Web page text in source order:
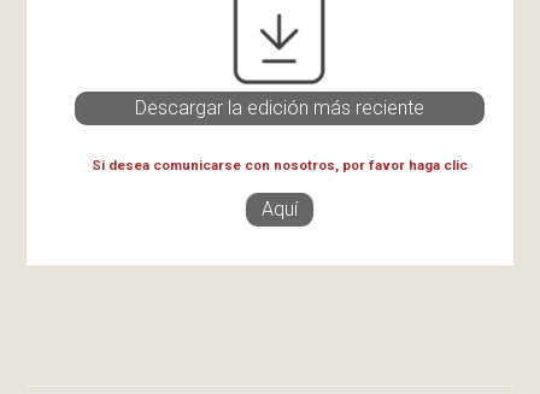
Descargar la edición más reciente
Si desea comunicarse con nosotros, por favor haga clic
Aquí